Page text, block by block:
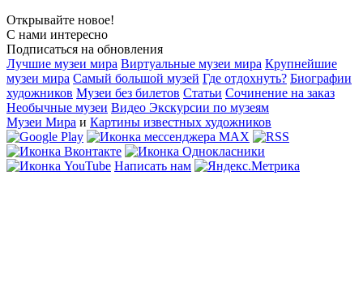
Открывайте новое!
С нами интересно
Подписаться на обновления
Лучшие музеи мира Виртуальные музеи мира Крупнейшие
музеи мира Самый большой музей Где отдохнуть? Биографии
художников Музеи без билетов Статьи Сочинение на заказ
Необычные музеи Видео Экскурсии по музеям
Музеи Мира и Картины известных художников
Написать нам